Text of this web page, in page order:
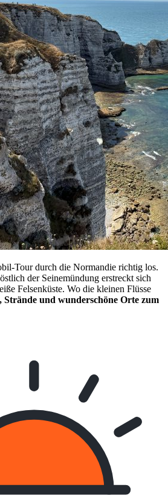
Tour durch die Normandie richtig los.
der Seinemündung erstreckt sich
Felsenküste. Wo die kleinen Flüsse
Strände und wunderschöne Orte zum